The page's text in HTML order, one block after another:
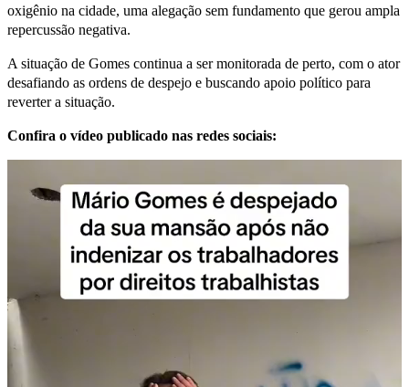
oxigênio na cidade, uma alegação sem fundamento que gerou ampla
repercussão negativa.
A situação de Gomes continua a ser monitorada de perto, com o ator
desafiando as ordens de despejo e buscando apoio político para
reverter a situação.
Confira o vídeo publicado nas redes sociais: